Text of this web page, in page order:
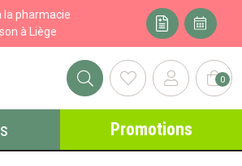
la pharmacie
à Liège
des Franchises Votre export 0
Promotions